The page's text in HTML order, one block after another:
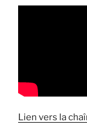
Lien vers la